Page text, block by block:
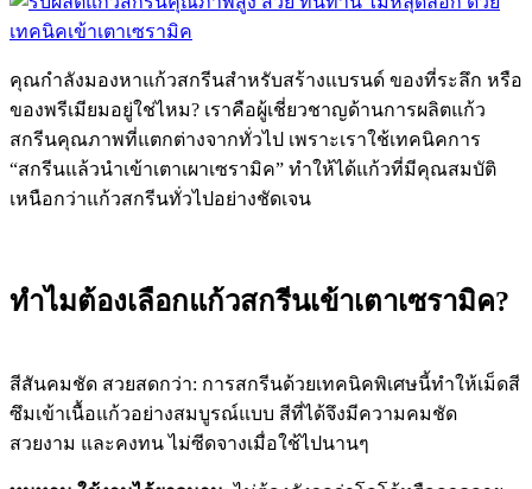
คุณกำลังมองหาแก้วสกรีนสำหรับสร้างแบรนด์ ของที่ระลึก หรือ
ของพรีเมียมอยู่ใช่ไหม? เราคือผู้เชี่ยวชาญด้านการผลิตแก้ว
สกรีนคุณภาพที่แตกต่างจากทั่วไป เพราะเราใช้เทคนิคการ
“สกรีนแล้วนำเข้าเตาเผาเซรามิค” ทำให้ได้แก้วที่มีคุณสมบัติ
เหนือกว่าแก้วสกรีนทั่วไปอย่างชัดเจน
ทำไมต้องเลือกแก้วสกรีนเข้าเตาเซรามิค?
สีสันคมชัด สวยสดกว่า: การสกรีนด้วยเทคนิคพิเศษนี้ทำให้เม็ดสี
ซึมเข้าเนื้อแก้วอย่างสมบูรณ์แบบ สีที่ได้จึงมีความคมชัด
สวยงาม และคงทน ไม่ซีดจางเมื่อใช้ไปนานๆ